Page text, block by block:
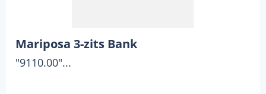
Mariposa 3-zits Bank
"9110.00"...